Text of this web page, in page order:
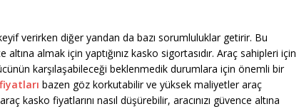
verirken diğer yandan da bazı sorumluluklar getirir. Bu
altına almak için yaptığınız kasko sigortasıdır. Araç sahipleri için
karşılaşabileceği beklenmedik durumlara için önemli bir
bazen göz korkutabilir ve yüksek maliyetler araç
kasko fiyatlarını nasıl düşürebilir, aracınızı güvence altına